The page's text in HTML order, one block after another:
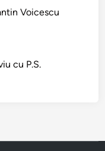
Voicescu
cu P.S.